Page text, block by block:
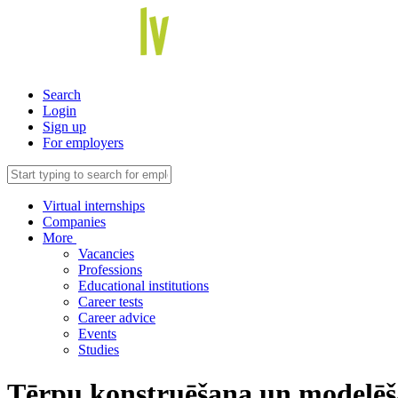
Search
Login
Sign up
For employers
Virtual internships
Companies
More
Vacancies
Professions
Educational institutions
Career tests
Career advice
Events
Studies